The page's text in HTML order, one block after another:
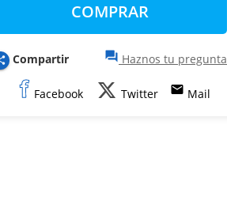
COMPRAR
Compartir question_answer Haznos tu pregunta
Facebook Twitter email Mail